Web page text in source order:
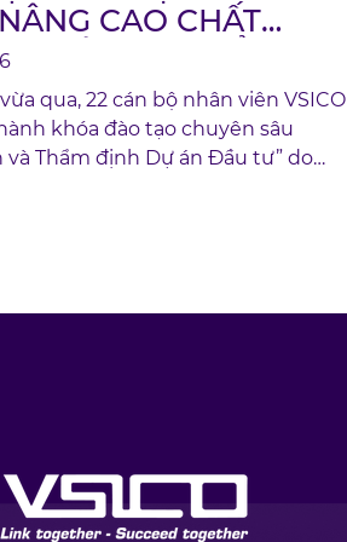
CAO CHẤT
NHÂN SỰ QUẢN TRỊ
vừa qua, 22 cán bộ nhân viên VSICO
khóa đào tạo chuyên sâu
và Thẩm định Dự án Đầu tư” do